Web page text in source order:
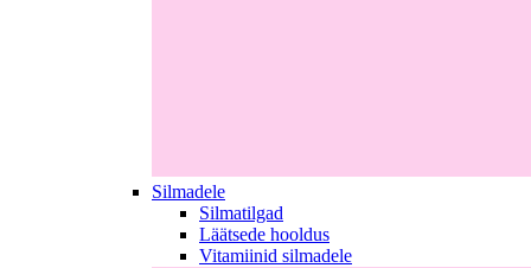
Silmadele
Silmatilgad
Läätsede hooldus
Vitamiinid silmadele